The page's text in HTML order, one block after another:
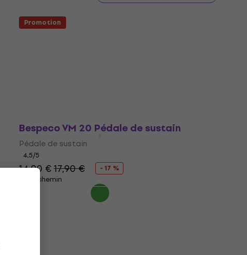
Promotion
Bespeco VM 20 Pédale de sustain
Pédale de sustain
4,5/5
14,90 €17,90 €
- 17 %
En chemin